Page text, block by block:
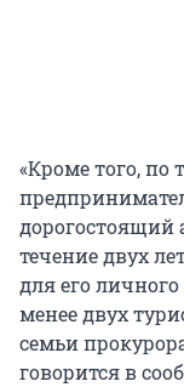
«Кроме того, по
дорогостоящий
течение двух
для его
менее двух
семьи
говорится в